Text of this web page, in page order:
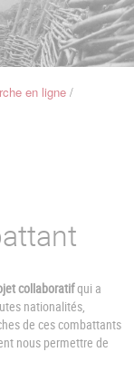
en ligne
collaboratifqui a
nationalités,
de ces combattants
nous permettre de